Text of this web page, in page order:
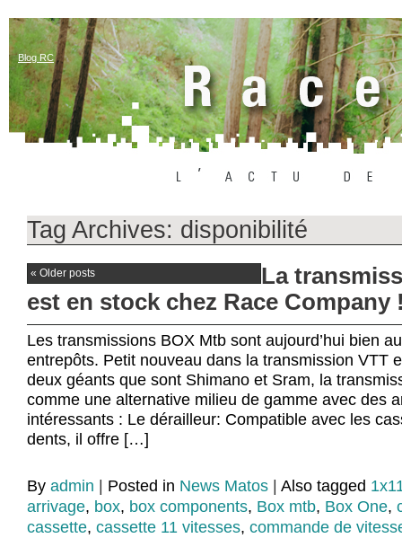
Blog RC
Tag Archives: disponibilité
« Older posts
La
est en stock chez Race Company
Les transmissions BOX Mtb sont aujourd’hui bien
entrepôts. Petit nouveau dans la transmission VTT
deux géants que sont Shimano et Sram, la
comme une alternative milieu de gamme avec des
intéressants : Le dérailleur: Compatible avec les
dents, il offre […]
By admin Posted in News Matos Also tagged
arrivage, box, box components, Box mtb, Box One,
cassette, cassette 11 vitesses, commande de